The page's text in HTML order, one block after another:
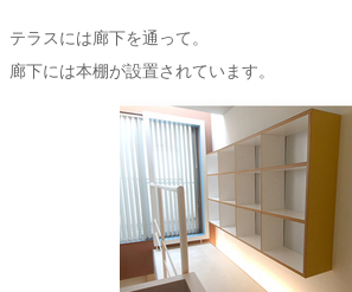
テラスには廊下を通って。
廊下には本棚が設置されています。